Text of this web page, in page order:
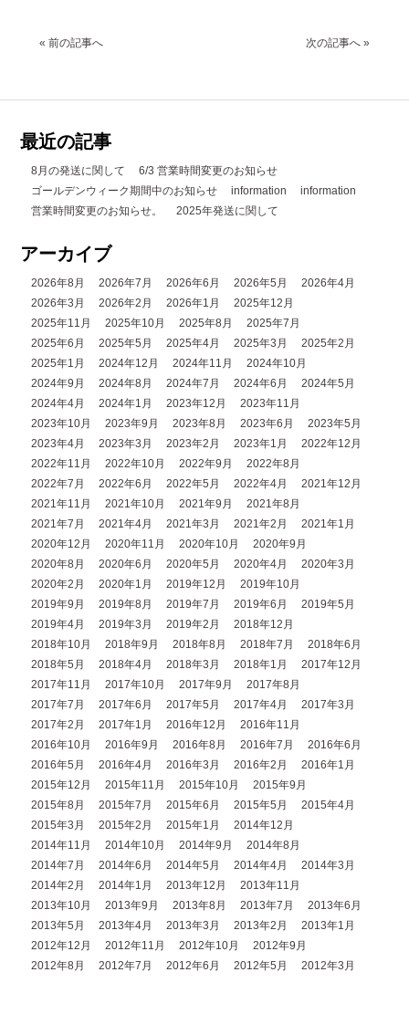
次の記事へ »
« 前の記事へ
最近の記事
8月の発送に関して
6/3 営業時間変更のお知らせ
ゴールデンウィーク期間中のお知らせ
information
information
営業時間変更のお知らせ。
2025年発送に関して
アーカイブ
2026年8月 2026年7月 2026年6月 2026年5月
2026年4月
2026年3月
2026年2月 2026年1月
2025年12月
2025年11月
2025年10月 2025年8月
2025年7月
2025年6月
2025年5月 2025年4月 2025年3月
2025年2月
2025年1月
2024年12月 2024年11月
2024年10月
2024年9月
2024年8月 2024年7月 2024年6月
2024年5月
2024年4月
2024年1月 2023年12月
2023年11月
2023年10月
2023年9月 2023年8月 2023年6月
2023年5月
2023年4月
2023年3月 2023年2月 2023年1月
2022年12月
2022年11月
2022年10月 2022年9月
2022年8月
2022年7月
2022年6月 2022年5月 2022年4月
2021年12月
2021年11月
2021年10月 2021年9月
2021年8月
2021年7月
2021年4月 2021年3月 2021年2月
2021年1月
2020年12月
2020年11月 2020年10月
2020年9月
2020年8月
2020年6月 2020年5月 2020年4月
2020年3月
2020年2月
2020年1月 2019年12月
2019年10月
2019年9月
2019年8月 2019年7月 2019年6月
2019年5月
2019年4月
2019年3月 2019年2月
2018年12月
2018年10月
2018年9月 2018年8月 2018年7月
2018年6月
2018年5月
2018年4月 2018年3月 2018年1月
2017年12月
2017年11月
2017年10月 2017年9月
2017年8月
2017年7月
2017年6月 2017年5月 2017年4月
2017年3月
2017年2月
2017年1月 2016年12月
2016年11月
2016年10月
2016年9月 2016年8月 2016年7月
2016年6月
2016年5月
2016年4月 2016年3月 2016年2月
2016年1月
2015年12月
2015年11月 2015年10月
2015年9月
2015年8月
2015年7月 2015年6月 2015年5月
2015年4月
2015年3月
2015年2月 2015年1月
2014年12月
2014年11月
2014年10月 2014年9月
2014年8月
2014年7月
2014年6月 2014年5月 2014年4月
2014年3月
2014年2月
2014年1月 2013年12月
2013年11月
2013年10月
2013年9月 2013年8月 2013年7月
2013年6月
2013年5月
2013年4月 2013年3月 2013年2月
2013年1月
2012年12月
2012年11月 2012年10月
2012年9月
2012年8月
2012年7月 2012年6月 2012年5月 2012年3月